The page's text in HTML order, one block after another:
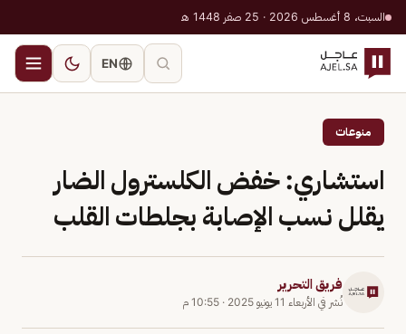
السبت، 8 أغسطس 2026 · 25 صفر 1448 هـ
EN
منوعات
استشاري: خفض الكلسترول الضار
يقلل نسب الإصابة بجلطات القلب
فريق التحرير
نُشر في الأربعاء 11 يونيو 2025 · 10:55 م